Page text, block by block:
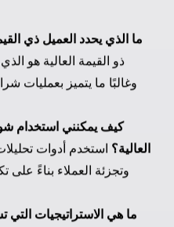
إن بناء والاحتفاظ بمجموعة
يتعلق فقط بفهم من هم،
أهميتهم لعملك. من خلال
ودمجها مع الحلول الخبيرة
تحويل استراتيجية العملاء ذوي القيمة العالية في عملك.
في النهاية، مع
مستخدم ممتازة، وخطط
الاحتفاظ ولكن أيضًا زيادة
الخاصة بك، مما يضمن